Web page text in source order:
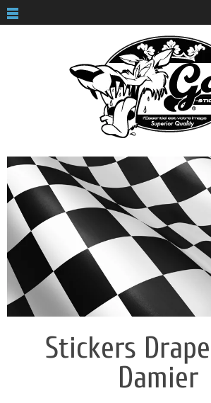
Stickers
Damier
Panneau de gestion des cookies